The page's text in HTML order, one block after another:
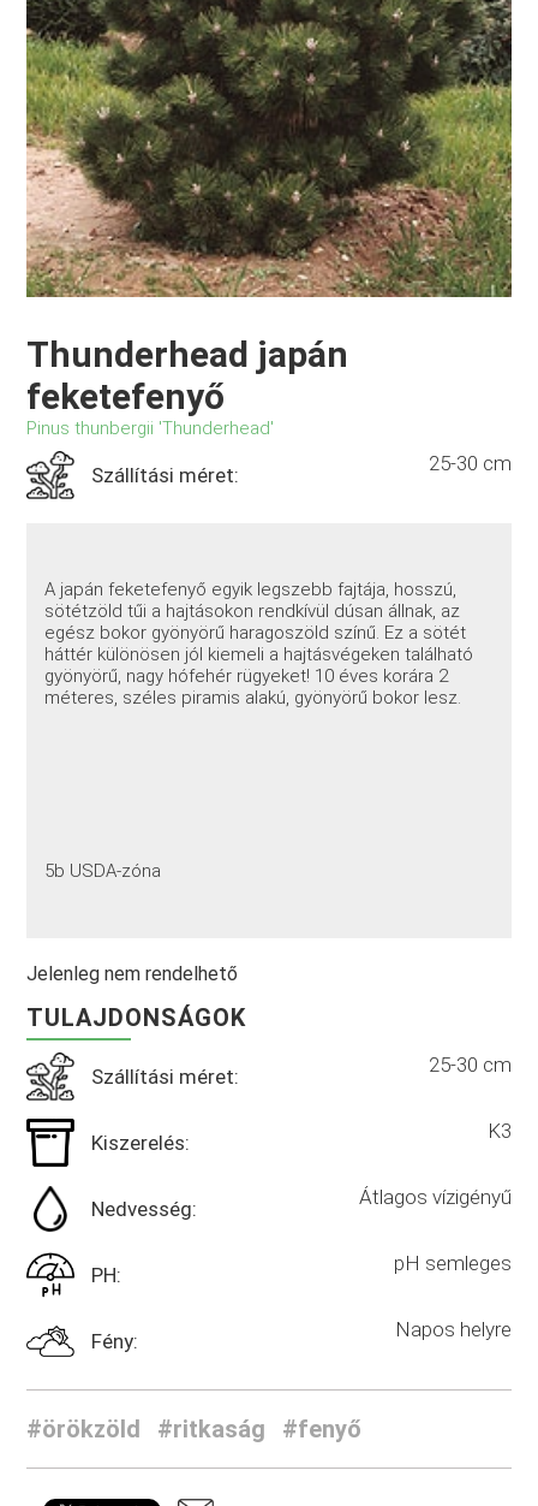
Thunderhead japán
feketefenyő
Pinus thunbergii 'Thunderhead'
Szállítási méret: 25-30 cm
A japán feketefenyő egyik legszebb fajtája, hosszú,
sötétzöld tűi a hajtásokon rendkívül dúsan állnak, az
egész bokor gyönyörű haragoszöld színű. Ez a sötét
háttér különösen jól kiemeli a hajtásvégeken található
gyönyörű, nagy hófehér rügyeket! 10 éves korára 2
méteres, széles piramis alakú, gyönyörű bokor lesz.
5b USDA-zóna
Jelenleg nem rendelhető
TULAJDONSÁGOK
Szállítási méret: 25-30 cm
Kiszerelés: K3
Nedvesség: Átlagos vízigényű
PH: pH semleges
Fény: Napos helyre
#örökzöld #ritkaság #fenyő